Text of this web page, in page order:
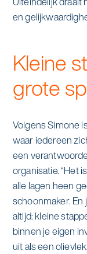
en
Kleine
grote
Volgens Simone
waar iedereen
een
organisatie. “Het
alle lagen heen
schoonmaker. En
altijd: kleine
binnen je eigen
uit als een